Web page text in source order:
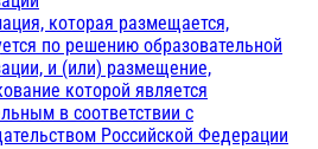
которая размещается,
по решению образовательной
и (или) размещение,
которой является
в соответствии с
Российской Федерации